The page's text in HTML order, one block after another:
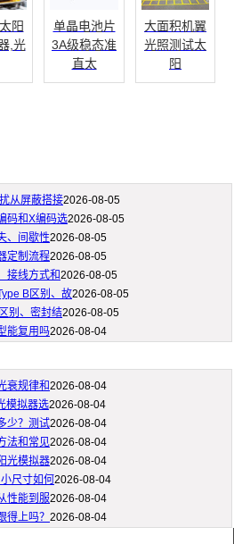
阳
,光
单晶电池片
3A级稳态准
直太
大面积机翼
光照测试太
阳
从屏蔽搭接2026-08-05
码和X编码选2026-08-05
、间歇性2026-08-05
定制流程2026-08-05
接线方式和2026-08-05
B区别、故2026-08-05
别、密封结2026-08-05
能复用吗2026-08-04
衰规律和2026-08-04
模拟器选2026-08-04
少？测试2026-08-04
法和常见2026-08-04
光模拟器2026-08-04
尺寸如何 2026-08-04
性能到服2026-08-04
得上吗？ 2026-08-04